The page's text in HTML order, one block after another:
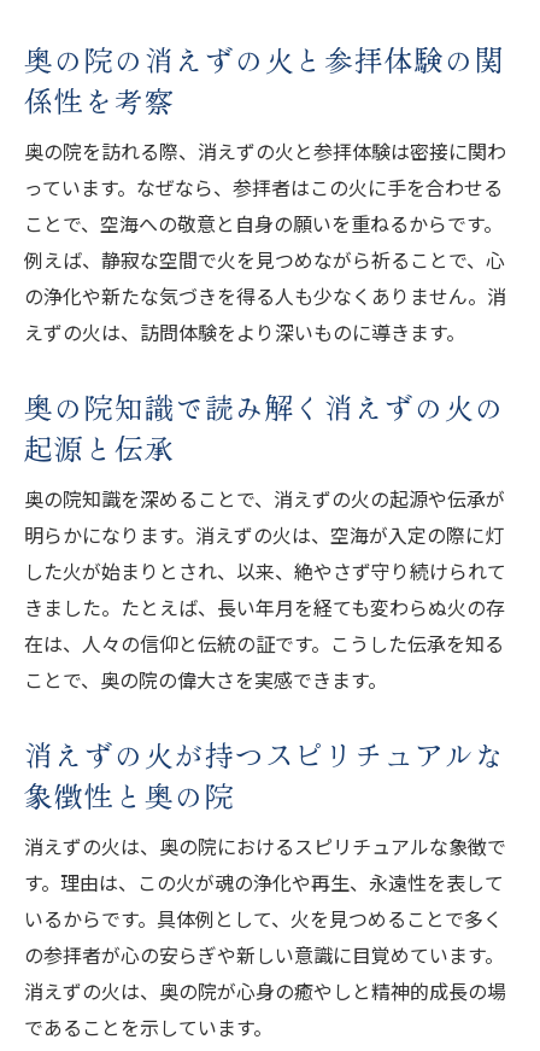
奥の院の消えずの火と参拝体験の関
係性を考察
奥の院を訪れる際、消えずの火と参拝体験は密接に関わ
っています。なぜなら、参拝者はこの火に手を合わせる
ことで、空海への敬意と自身の願いを重ねるからです。
例えば、静寂な空間で火を見つめながら祈ることで、心
の浄化や新たな気づきを得る人も少なくありません。消
えずの火は、訪問体験をより深いものに導きます。
奥の院知識で読み解く消えずの火の
起源と伝承
奥の院知識を深めることで、消えずの火の起源や伝承が
明らかになります。消えずの火は、空海が入定の際に灯
した火が始まりとされ、以来、絶やさず守り続けられて
きました。たとえば、長い年月を経ても変わらぬ火の存
在は、人々の信仰と伝統の証です。こうした伝承を知る
ことで、奥の院の偉大さを実感できます。
消えずの火が持つスピリチュアルな
象徴性と奥の院
消えずの火は、奥の院におけるスピリチュアルな象徴で
す。理由は、この火が魂の浄化や再生、永遠性を表して
いるからです。具体例として、火を見つめることで多く
の参拝者が心の安らぎや新しい意識に目覚めています。
消えずの火は、奥の院が心身の癒やしと精神的成長の場
であることを示しています。